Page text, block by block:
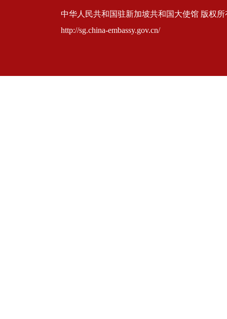
中华人民共和国驻新加坡共和国大使馆 版权所
http://sg.china-embassy.gov.cn/